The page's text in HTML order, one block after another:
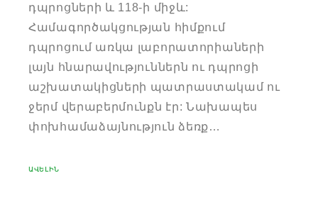
դպրոցների և 118-ի միջև:
Համագործակցության հիմքում
դպրոցում առկա լաբորատորիաների
լայն հնարավություններն ու դպրոցի
աշխատակիցների պատրաստակամ ու
ջերմ վերաբերմունքն էր: Նախապես
փոխհամաձայնություն ձեռք…
ԱՎԵԼԻՆ